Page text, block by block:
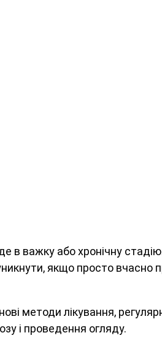
в важку або хронічну
якщо просто вчасно
методи лікування,
і проведення огляду.